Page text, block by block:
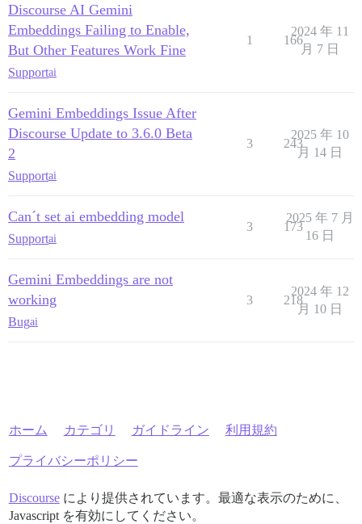
Discourse AI Gemini
Embeddings Failing to Enable,
But Other Features Work Fine
Supportai
1 166
2024 年 11
月 7 日
Gemini Embeddings Issue After
Discourse Update to 3.6.0 Beta
2
Supportai
3 243
2025 年 10
月 14 日
Can´t set ai embedding model
Supportai
3 173
2025 年 7 月
16 日
Gemini Embeddings are not
working
Bugai
3 218
2024 年 12
月 10 日
ホーム カテゴリ ガイドライン 利用規約
プライバシーポリシー
Discourseにより提供されています。最適な表示のために、
Javascript を有効にしてください。